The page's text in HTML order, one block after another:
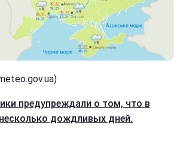
предупреждали о том, что в
дождливых дней.